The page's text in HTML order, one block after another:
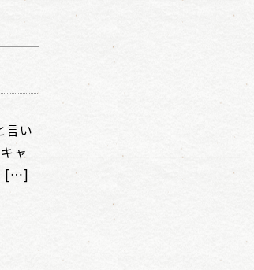
言い
ャ
[…]